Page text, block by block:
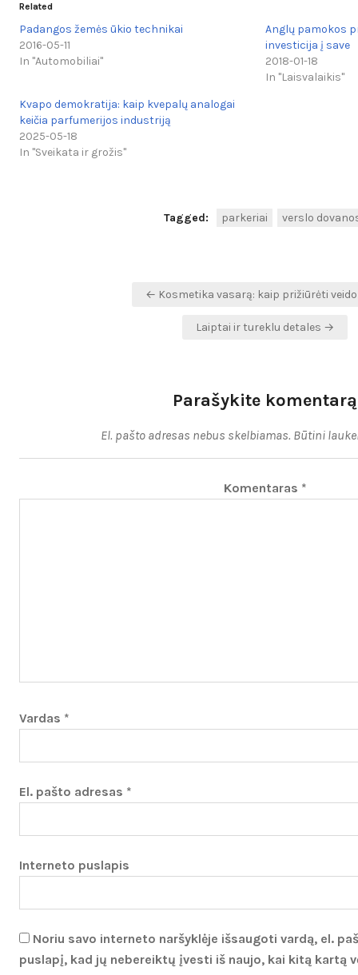
Related
Padangos žemės ūkio technikai
2016-05-11
In "Automobiliai"
Anglų pamokos
investicija į save
2018-01-18
In "Laisvalaikis"
Kvapo demokratija: kaip kvepalų analogai
keičia parfumerijos industriją
2025-05-18
In "Sveikata ir grožis"
Tagged: parkeriai verslo
← Kosmetika vasarą: kaip prižiūrėti veido
Laiptai ir tureklu detales →
Parašykite komentarą
El. pašto adresas nebus skelbiamas. Būtini
Komentaras *
Vardas *
El. pašto adresas *
Interneto puslapis
Noriu savo interneto naršyklėje išsaugoti vardą, el.
puslapį, kad jų nebereiktų įvesti iš naujo, kai kitą kartą